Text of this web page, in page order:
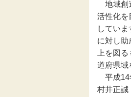
演劇
創造ネ
美術
伝統芸
地域創
活性化を
してい
に対し助
上を図
道府県域
平成14
村井正誠